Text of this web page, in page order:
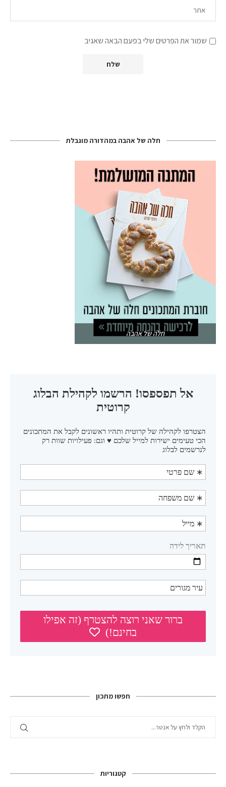
שמור את הפרטים שלי בפעם הבאה שאגיב
חלה של אהבה במהדורה מוגבלת
חלה של אהבה
חפשו מתכון
קטגוריות